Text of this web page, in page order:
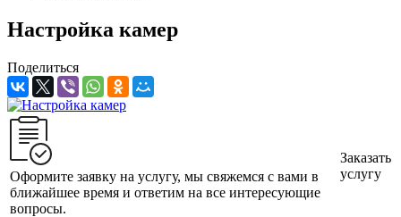
Настройка камер
Поделиться
Оформите заявку на услугу, мы свяжемся с вами в
ближайшее время и ответим на все интересующие
вопросы.
Заказать
услугу